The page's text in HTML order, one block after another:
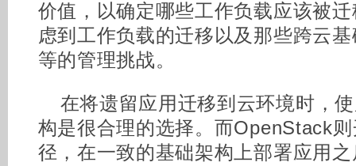
价值，以确定哪些工作负载应该被
虑到工作负载的迁移以及那些跨云
等的管理挑战。
在将遗留应用迁移到云环境时，
构是很合理的选择。而OpenStack
径，在一致的基础架构上部署应用